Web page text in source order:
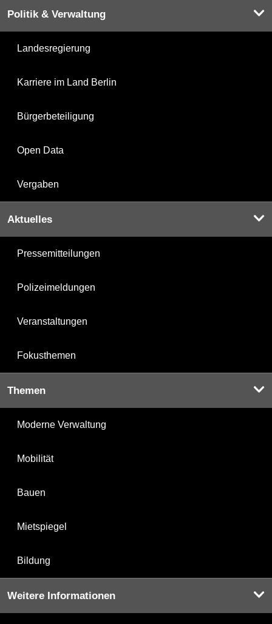
Politik & Verwaltung
Landesregierung
Karriere im Land Berlin
Bürgerbeteiligung
Open Data
Vergaben
Aktuelles
Pressemitteilungen
Polizeimeldungen
Veranstaltungen
Fokusthemen
Themen
Moderne Verwaltung
Mobilität
Bauen
Mietspiegel
Bildung
Weitere Informationen